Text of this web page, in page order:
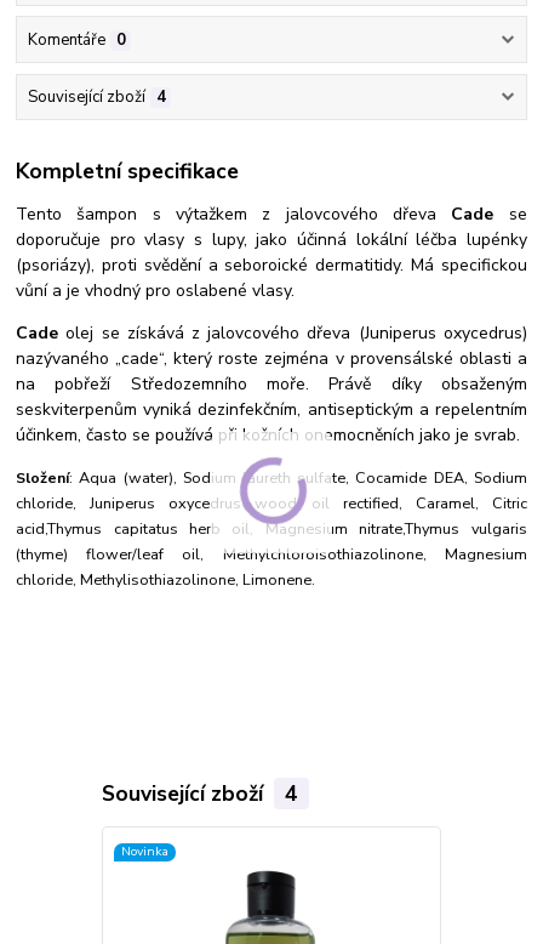
Komentáře 0
Související zboží 4
Kompletní specifikace
Tento šampon s výtažkem z jalovcového dřeva Cade se
doporučuje pro vlasy s lupy, jako účinná lokální léčba lupénky
(psoriázy), proti svědění a seboroické dermatitidy. Má specifickou
vůní a je vhodný pro oslabené vlasy.
Cadeolej se získává z jalovcového dřeva (Juniperus oxycedrus)
nazývaného „cade“, který roste zejména v provensálské oblasti a
na pobřeží Středozemního moře. Právě díky obsaženým
seskviterpenům vyniká dezinfekčním, antiseptickým a repelentním
účinkem, často se používá při kožních onemocněních jako je svrab.
Složení: Aqua (water), Sodium laureth sulfate, Cocamide DEA, Sodium
chloride, Juniperus oxycedrus wood oil rectified, Caramel, Citric
acid,Thymus capitatus herb oil, Magnesium nitrate,Thymus vulgaris
(thyme) flower/leaf oil, Methylchloroisothiazolinone, Magnesium
chloride, Methylisothiazolinone, Limonene.
Související zboží 4
Novinka